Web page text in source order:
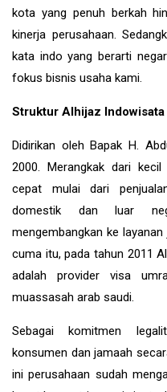
kota yang penuh berkah
kinerja perusahaan.
kata indo yang berarti
fokus bisnis usaha kami.
Struktur Alhijaz Indowisata
Didirikan oleh Bapak H.
2000. Merangkak dari
cepat mulai dari
domestik dan luar
mengembangkan ke
cuma itu, pada tahun 2011
adalah provider visa
muassasah arab saudi.
Sebagai komitmen
konsumen dan jamaah
ini perusahaan sudah